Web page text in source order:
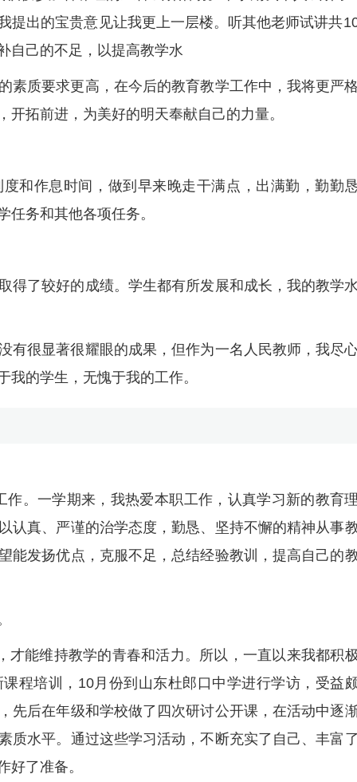
提出的宝贵意见让我更上一层楼。听其他老师试讲共
自己的不足，以提高教学水
素质要求更高，在今后的教育教学工作中，我将更严格
拓前进，为美好的明天奉献自己的力量。
和作息时间，做到早来晚走干满点，出满勤，勤勤
务和其他各项任务。
得了较好的成绩。学生都有所发展和成长，我的教学水
有很显著很耀眼的成果，但作为一名人民教师，我尽
的学生，无愧于我的工作。
。一学期来，我热爱本职工作，认真学习新的教育理
认真、严谨的治学态度，勤恳、坚持不懈的精神从事
能发扬优点，克服不足，总结经验教训，提高自己的
才能维持教学的青春和活力。所以，一直以来我都积
程培训，10月份到山东杜郎口中学进行学访，受益
先后在年级和学校做了四次研讨公开课，在活动中逐
质水平。通过这些学习活动，不断充实了自己、丰富了
好了准备。